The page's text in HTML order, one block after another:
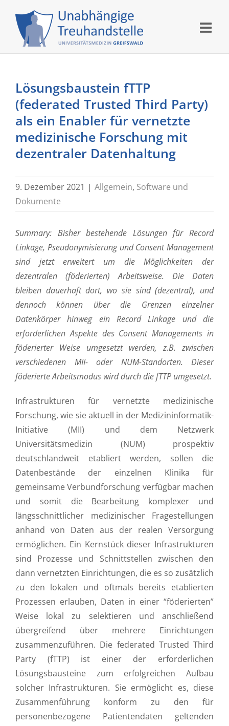
content
Lösungsbaustein fTTP
(federated Trusted Third Party)
als ein Enabler für vernetzte
medizinische Forschung mit
dezentraler Datenhaltung
9. Dezember 2021 | Allgemein, Software und
Dokumente
Summary: Bisher bestehende Lösungen für Record
Linkage, Pseudonymisierung und Consent Management
sind jetzt erweitert um die Möglichkeiten der
dezentralen (föderierten) Arbeitsweise. Die Daten
bleiben dauerhaft dort, wo sie sind (dezentral), und
dennoch können über die Grenzen einzelner
Datenkörper hinweg ein Record Linkage und die
erforderlichen Aspekte des Consent Managements in
föderierter Weise umgesetzt werden, z.B. zwischen
verschiedenen MII- oder NUM-Standorten. Dieser
föderierte Arbeitsmodus wird durch die fTTP umgesetzt.
Infrastrukturen für vernetzte medizinische
Forschung, wie sie aktuell in der Medizininformatik-
Initiative (MII) und dem Netzwerk
Universitätsmedizin (NUM) prospektiv
deutschlandweit etabliert werden, sollen die
Datenbestände der einzelnen Klinika für
gemeinsame Verbundforschung verfügbar machen
und somit die Bearbeitung komplexer und
längsschnittlicher medizinischer Fragestellungen
anhand von Daten aus der realen Versorgung
ermöglichen. Ein Kernstück dieser Infrastrukturen
sind Prozesse und Schnittstellen zwischen den
dann vernetzten Einrichtungen, die es so zusätzlich
zu den lokalen und oftmals bereits etablierten
Prozessen erlauben, Daten in einer “föderierten”
Weise lokal zu selektieren und anschließend
übergreifend über mehrere Einrichtungen
zusammenzuführen. Die federated Trusted Third
Party (fTTP) ist einer der erforderlichen
Lösungsbausteine zum erfolgreichen Aufbau
solcher Infrastrukturen. Sie ermöglicht es, diese
Zusammenführung konform zu den für
personenbezogene Patientendaten geltenden